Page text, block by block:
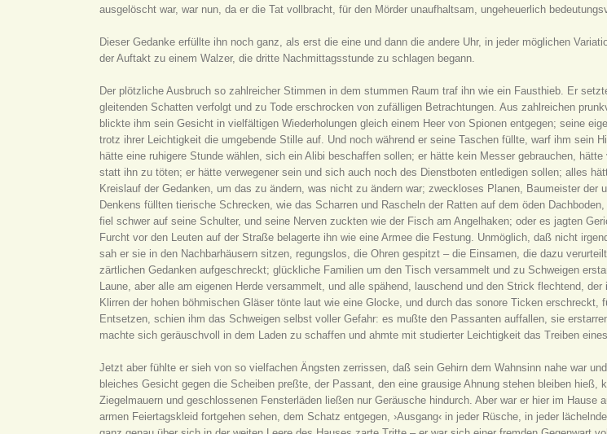
ausgelöscht war, war nun, da er die Tat vollbracht, für den Mörder unaufhaltsam, ungeheuerlich
Dieser Gedanke erfüllte ihn noch ganz, als erst die eine und dann die andere Uhr, in jeder möglichen
der Auftakt zu einem Walzer, die dritte Nachmittagsstunde zu schlagen begann.
Der plötzliche Ausbruch so zahlreicher Stimmen in dem stummen Raum traf ihn wie ein Fausthieb. Er
gleitenden Schatten verfolgt und zu Tode erschrocken von zufälligen Betrachtungen. Aus zahlreichen
blickte ihm sein Gesicht in vielfältigen Wiederholungen gleich einem Heer von Spionen entgegen; seine
trotz ihrer Leichtigkeit die umgebende Stille auf. Und noch während er seine Taschen füllte, warf ihm sein
hätte eine ruhigere Stunde wählen, sich ein Alibi beschaffen sollen; er hätte kein Messer gebrauchen,
statt ihn zu töten; er hätte verwegener sein und sich auch noch des Dienstboten entledigen sollen; alles
Kreislauf der Gedanken, um das zu ändern, was nicht zu ändern war; zweckloses Planen, Baumeister
Denkens füllten tierische Schrecken, wie das Scharren und Rascheln der Ratten auf dem öden
fiel schwer auf seine Schulter, und seine Nerven zuckten wie der Fisch am Angelhaken; oder es jagten
Furcht vor den Leuten auf der Straße belagerte ihn wie eine Armee die Festung. Unmöglich, daß nicht
sah er sie in den Nachbarhäusern sitzen, regungslos, die Ohren gespitzt – die Einsamen, die dazu
zärtlichen Gedanken aufgeschreckt; glückliche Familien um den Tisch versammelt und zu Schweigen
Laune, aber alle am eigenen Herde versammelt, und alle spähend, lauschend und den Strick flechtend,
Klirren der hohen böhmischen Gläser tönte laut wie eine Glocke, und durch das sonore Ticken
Entsetzen, schien ihm das Schweigen selbst voller Gefahr: es mußte den Passanten auffallen, sie
machte sich geräuschvoll in dem Laden zu schaffen und ahmte mit studierter Leichtigkeit das Treiben
Jetzt aber fühlte er sieh von so vielfachen Ängsten zerrissen, daß sein Gehirn dem Wahnsinn nahe war
bleiches Gesicht gegen die Scheiben preßte, der Passant, den eine grausige Ahnung stehen bleiben
Ziegelmauern und geschlossenen Fensterläden ließen nur Geräusche hindurch. Aber war er hier im
armen Feiertagskleid fortgehen sehen, dem Schatz entgegen, ›Ausgang‹ in jeder Rüsche, in jeder